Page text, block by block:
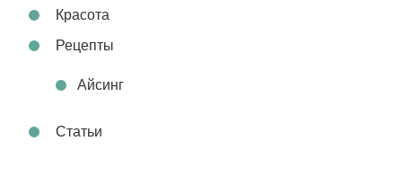
Красота
Рецепты
Айсинг
Статьи